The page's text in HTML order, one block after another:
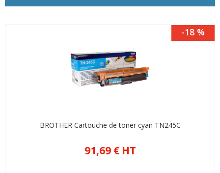
-18 %
BROTHER Cartouche de toner cyan TN245C
HT
91,69 €